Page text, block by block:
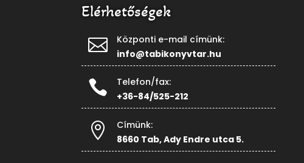
Elérhetőségek

Központi e-mail címünk:
info@tabikonyvtar.hu

Telefon/fax:
+36-84/525-212

Címünk:
8660 Tab, Ady Endre utca 5.